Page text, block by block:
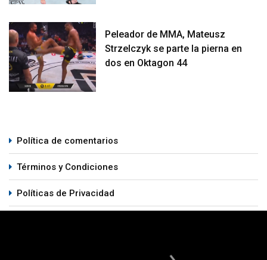
Peleador de MMA, Mateusz
Strzelczyk se parte la pierna en
dos en Oktagon 44
Política de comentarios
Términos y Condiciones
Políticas de Privacidad